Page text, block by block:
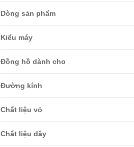
Dòng sản phẩm
Kiểu máy
Đồng hồ dành cho
Đường kính
Chất liệu vỏ
Chất liệu dây